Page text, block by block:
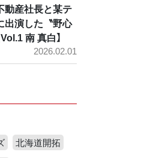
動産社長と某テ
出演した〝野心
南 真白】
2026.02.01
北海道開拓